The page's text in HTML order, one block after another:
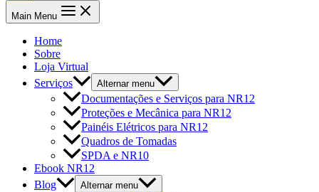
Main Menu
Home
Sobre
Loja Virtual
Serviços
Alternar menu
Documentações e Serviços para NR12
Proteções e Mecânica para NR12
Painéis Elétricos para NR12
Quadros de Tomadas
SPDA e NR10
Ebook NR12
Blog
Alternar menu